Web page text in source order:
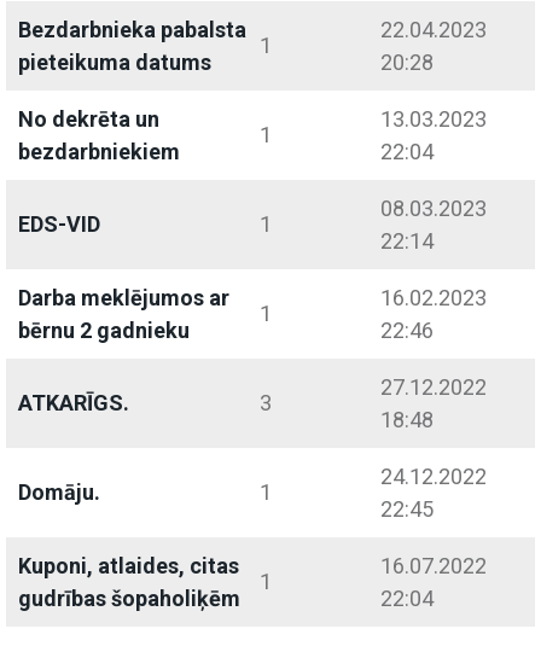
Bezdarbnieka pabalsta
pieteikuma datums
1
22.04.2023
20:28
No dekrēta un
bezdarbniekiem
1
13.03.2023
22:04
EDS-VID 1
08.03.2023
22:14
Darba meklējumos ar
bērnu 2 gadnieku
1
16.02.2023
22:46
ATKARĪGS. 3
27.12.2022
18:48
Domāju. 1
24.12.2022
22:45
Kuponi, atlaides, citas
gudrības šopaholiķēm
1
16.07.2022
22:04